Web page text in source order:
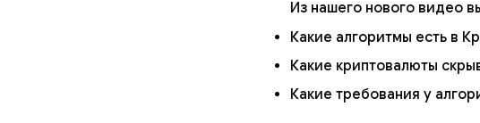
Из нашего нового видео
Какие алгоритмы есть в
Какие криптовалюты
Какие требования у